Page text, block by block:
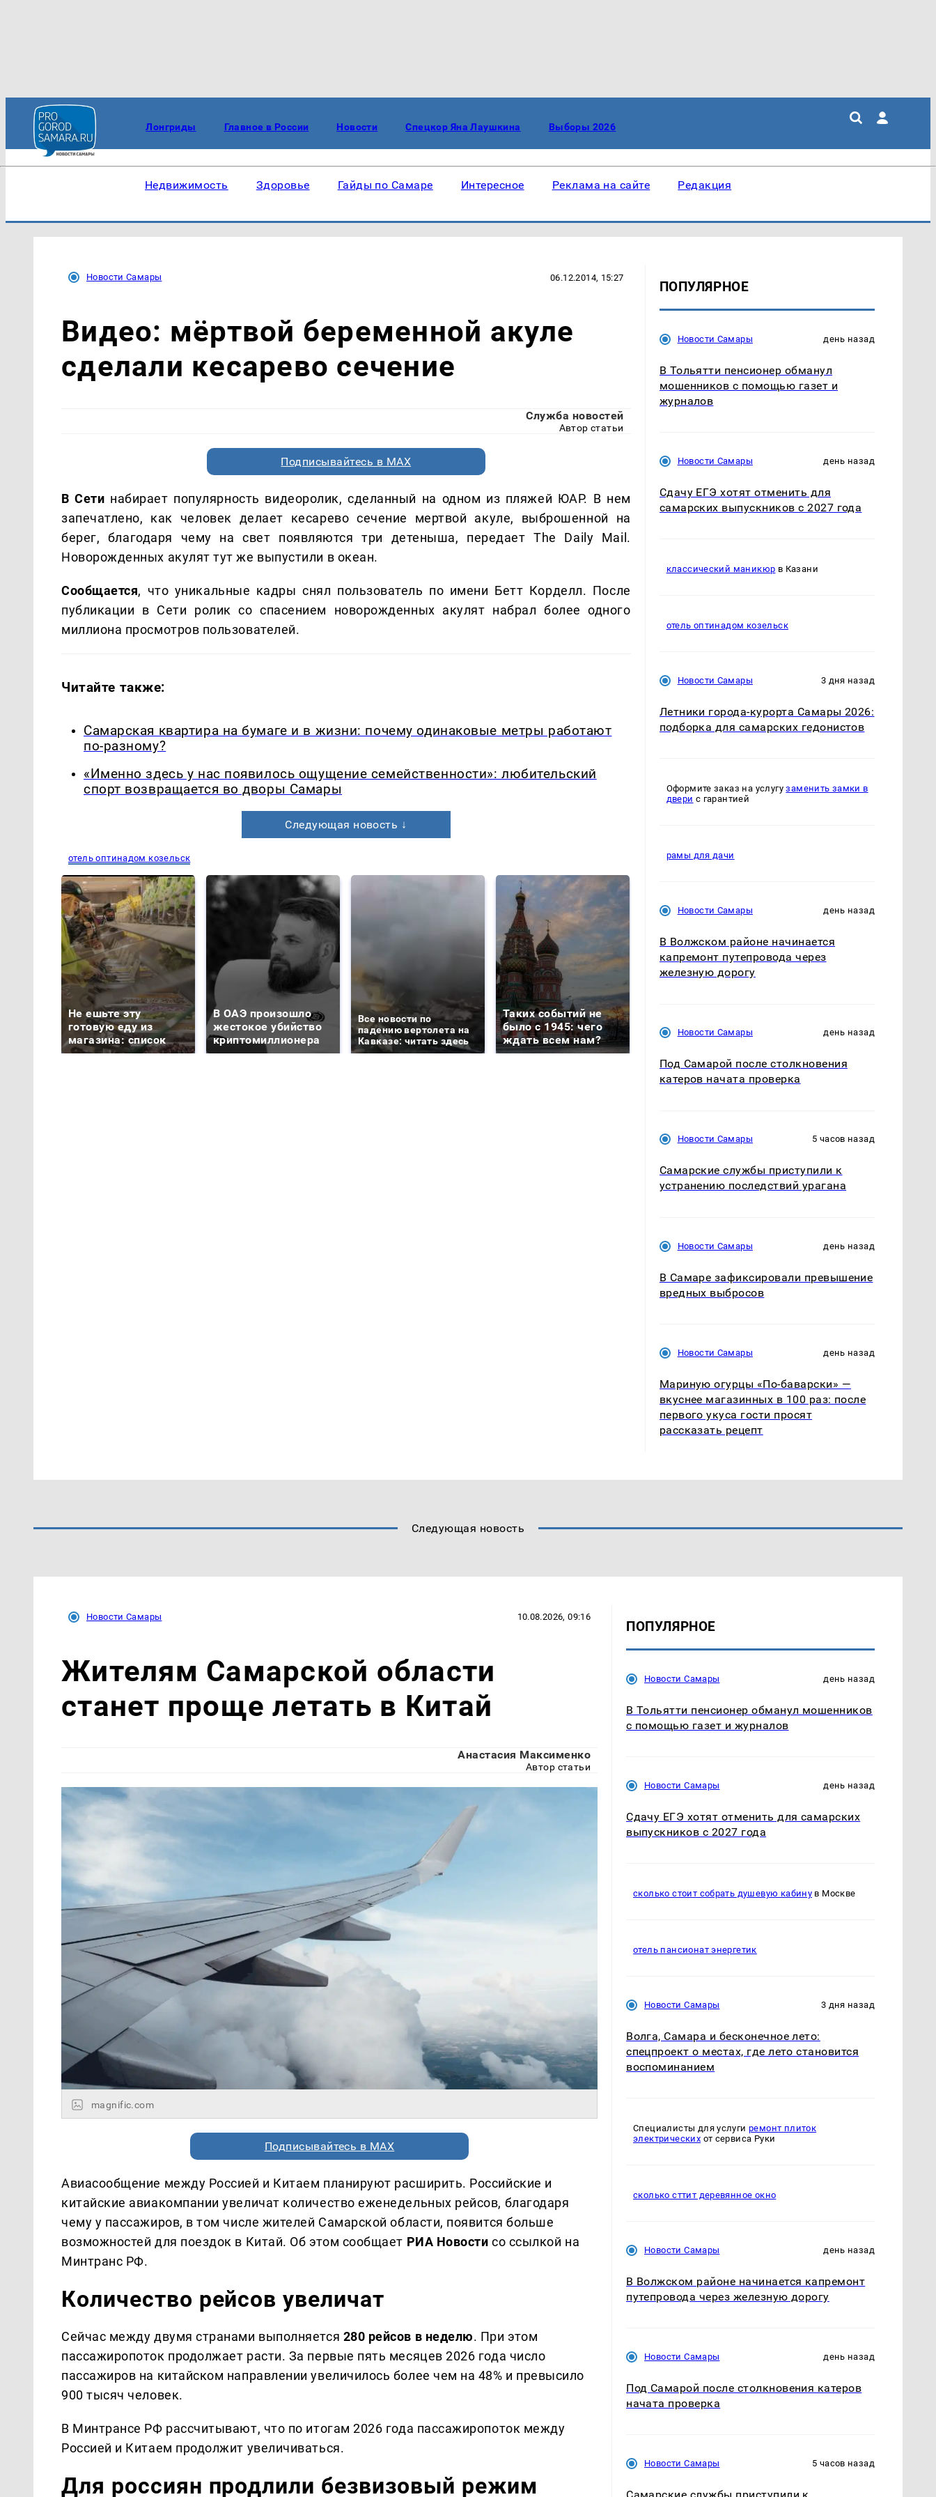
Лонгриды Главное в России Новости Спецкор Яна Лаушкина Выборы 2026
Недвижимость Здоровье Гайды по Самаре Интересное Реклама на сайте Редакция
Новости Самары 06.12.2014, 15:27
Видео: мёртвой беременной акуле
сделали кесарево сечение
Служба новостей
Автор статьи
Подписывайтесь в MAX
В Сети набирает популярность видеоролик, сделанный на одном из пляжей ЮАР. В нем
запечатлено, как человек делает кесарево сечение мертвой акуле, выброшенной на
берег, благодаря чему на свет появляются три детеныша, передает The Daily Mail.
Новорожденных акулят тут же выпустили в океан.
Сообщается, что уникальные кадры снял пользователь по имени Бетт Корделл. После
публикации в Сети ролик со спасением новорожденных акулят набрал более одного
миллиона просмотров пользователей.
Читайте также:
Самарская квартира на бумаге и в жизни: почему одинаковые метры работают
по-разному?
«Именно здесь у нас появилось ощущение семейственности»: любительский
спорт возвращается во дворы Самары
Следующая новость ↓
отель оптинадом козельск
Не ешьте эту
готовую еду из
магазина: список
В ОАЭ произошло
жестокое убийство
криптомиллионера
Все новости по
падению вертолета на
Кавказе: читать здесь
Таких событий не
было с 1945: чего
ждать всем нам?
ажиотаж из-за этого
продукта: что купить?
подожгли.
ПОПУЛЯРНОЕ
Новости Самары день назад
В Тольятти пенсионер обманул
мошенников с помощью газет и
журналов
Новости Самары день назад
Сдачу ЕГЭ хотят отменить для
самарских выпускников с 2027 года
классический маникюр в Казани
отель оптинадом козельск
Новости Самары 3 дня назад
Летники города-курорта Самары 2026:
подборка для самарских гедонистов
Оформите заказ на услугузаменить замки в
двери с гарантией
рамы для дачи
Новости Самары день назад
В Волжском районе начинается
капремонт путепровода через
железную дорогу
Новости Самары день назад
Под Самарой после столкновения
катеров начата проверка
Новости Самары 5 часов назад
Самарские службы приступили к
устранению последствий урагана
Новости Самары день назад
В Самаре зафиксировали превышение
вредных выбросов
Новости Самары день назад
Мариную огурцы «По-баварски» —
вкуснее магазинных в 100 раз: после
первого укуса гости просят
рассказать рецепт
Следующая новость
Новости Самары 10.08.2026, 09:16
Жителям Самарской области
станет проще летать в Китай
Анастасия Максименко
Автор статьи
magnific.com
Подписывайтесь в MAX
Авиасообщение между Россией и Китаем планируют расширить. Российские и
китайские авиакомпании увеличат количество еженедельных рейсов, благодаря
чему у пассажиров, в том числе жителей Самарской области, появится больше
возможностей для поездок в Китай. Об этом сообщает РИА Новости со ссылкой на
Минтранс РФ.
Количество рейсов увеличат
Сейчас между двумя странами выполняется 280 рейсов в неделю. При этом
пассажиропоток продолжает расти. За первые пять месяцев 2026 года число
пассажиров на китайском направлении увеличилось более чем на 48% и превысило
900 тысяч человек.
В Минтрансе РФ рассчитывают, что по итогам 2026 года пассажиропоток между
Россией и Китаем продолжит увеличиваться.
Для россиян продлили безвизовый режим
ПОПУЛЯРНОЕ
Новости Самары день назад
В Тольятти пенсионер обманул мошенников
с помощью газет и журналов
Новости Самары день назад
Сдачу ЕГЭ хотят отменить для самарских
выпускников с 2027 года
сколько стоит собрать душевую кабину в Москве
отель пансионат энергетик
Новости Самары 3 дня назад
Волга, Самара и бесконечное лето:
спецпроект о местах, где лето становится
воспоминанием
Специалисты для услугиремонт плиток
электрических от сервиса Руки
сколько сттит деревянное окно
Новости Самары день назад
В Волжском районе начинается капремонт
путепровода через железную дорогу
Новости Самары день назад
Под Самарой после столкновения катеров
начата проверка
Новости Самары 5 часов назад